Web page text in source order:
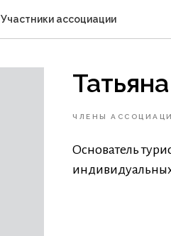
Участники ассоциации
ЧЛЕНЫ
Основатель